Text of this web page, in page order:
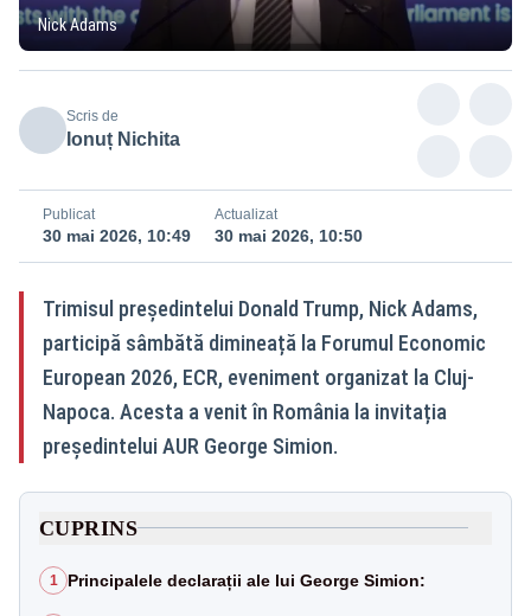
Nick Adams
Scris de
Ionuț Nichita
Publicat
30 mai 2026, 10:49
Actualizat
30 mai 2026, 10:50
Trimisul președintelui Donald Trump, Nick Adams,
participă sâmbătă dimineață la Forumul Economic
European 2026, ECR, eveniment organizat la Cluj-
Napoca. Acesta a venit în România la invitația
președintelui AUR George Simion.
CUPRINS
1 Principalele declarații ale lui George Simion: